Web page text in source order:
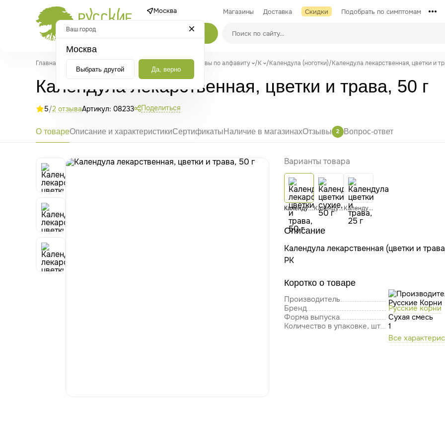
Москва Магазины Доставка Скидки Подобрать по симптомам
Каталог
Главная Травы и растительные средства / Травы по алфавиту /К /Календула (ноготки)/Календула лекарственная, цветки и
Календула лекарственная, цветки и трава, 50 г
5/2 отзываАртикул: 08233 Поделиться
О товареОписание и характеристикиСертификатыНаличие в магазинахОтзывы 2 Вопрос-ответ
Варианты товара
Календула лекарственная, цветки и трава, 50 г Календулы цветки сухие, 50 г Календула цветки и трава, 25 г
Описание
Календула лекарственная (цветки и
РК
Коротко о товаре
Производитель
Бренд
Русские корни
Форма выпуска
Сухая смесь
Количество в упаковке, шт
1
Все
Ваш город
Москва
Выбрать другой Да, верно